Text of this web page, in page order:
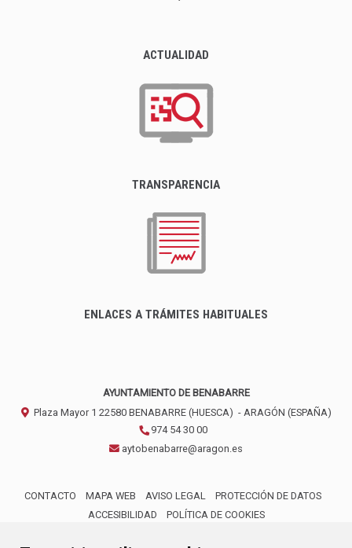
ACTUALIDAD
TRANSPARENCIA
ENLACES A TRÁMITES HABITUALES
AYUNTAMIENTO DE BENABARRE
Plaza Mayor 1 22580 BENABARRE (HUESCA) - ARAGÓN (ESPAÑA)
974 54 30 00
aytobenabarre@aragon.es
CONTACTO MAPA WEB AVISO LEGAL
PROTECCIÓN DE DATOS
ACCESIBILIDAD
POLÍTICA DE COOKIES